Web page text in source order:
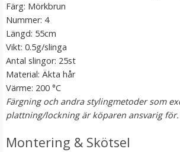
#27 Jordgubbsblond - Original
VÄLJ
Färg: Mörkbrun
Nummer: 4
Längd: 55cm
Vikt: 0.5g/slinga
Antal slingor: 25st
Material: Äkta hår
Värme: 200 °C
Färgning och andra stylingmetoder som
plattning/lockning är köparen ansvarig för.
Montering & Skötsel